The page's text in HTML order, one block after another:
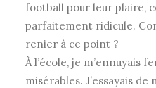
football pour leur plaire,
parfaitement ridicule.
renier à ce point ?
À l’école, je m’ennuyais
misérables. J’essayais